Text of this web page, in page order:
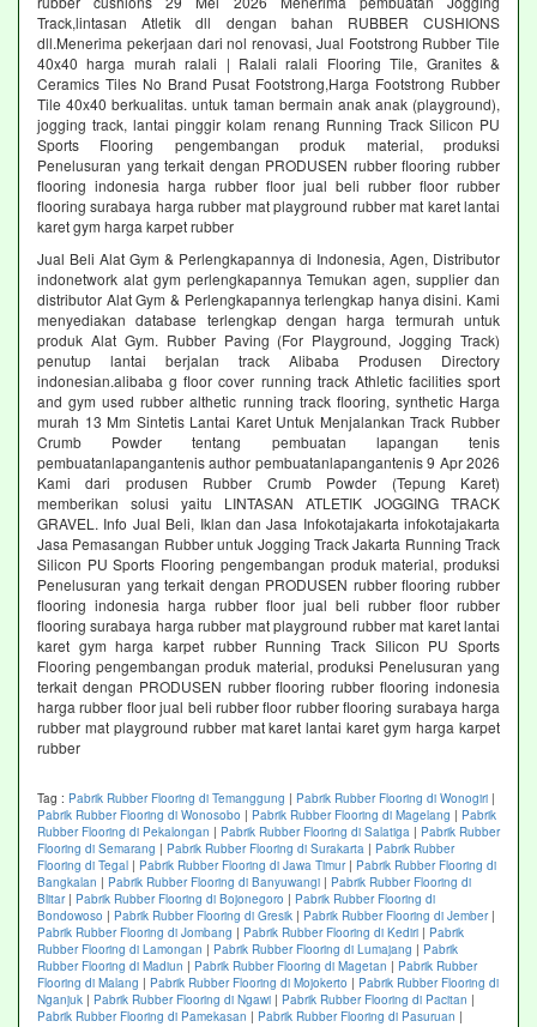
Track,lintasan Atletik dll dengan bahan RUBBER CUSHIONS
dll.Menerima pekerjaan dari nol renovasi, Jual Footstrong Rubber Tile
40x40 harga murah ralali | Ralali ralali Flooring Tile, Granites &
Ceramics Tiles No Brand Pusat Footstrong,Harga Footstrong Rubber
Tile 40x40 berkualitas. untuk taman bermain anak anak (playground),
jogging track, lantai pinggir kolam renang Running Track Silicon PU
Sports Flooring pengembangan produk material, produksi
Penelusuran yang terkait dengan PRODUSEN rubber flooring rubber
flooring indonesia harga rubber floor jual beli rubber floor rubber
flooring surabaya harga rubber mat playground rubber mat karet lantai
karet gym harga karpet rubber
Jual Beli Alat Gym & Perlengkapannya di Indonesia, Agen, Distributor
indonetwork alat gym perlengkapannya Temukan agen, supplier dan
distributor Alat Gym & Perlengkapannya terlengkap hanya disini. Kami
menyediakan database terlengkap dengan harga termurah untuk
produk Alat Gym. Rubber Paving (For Playground, Jogging Track)
penutup lantai berjalan track Alibaba Produsen Directory
indonesian.alibaba g floor cover running track Athletic facilities sport
and gym used rubber althetic running track flooring, synthetic Harga
murah 13 Mm Sintetis Lantai Karet Untuk Menjalankan Track Rubber
Crumb Powder tentang pembuatan lapangan tenis
pembuatanlapangantenis author pembuatanlapangantenis 9 Apr 2026
Kami dari produsen Rubber Crumb Powder (Tepung Karet)
memberikan solusi yaitu LINTASAN ATLETIK JOGGING TRACK
GRAVEL. Info Jual Beli, Iklan dan Jasa Infokotajakarta infokotajakarta
Jasa Pemasangan Rubber untuk Jogging Track Jakarta Running Track
Silicon PU Sports Flooring pengembangan produk material, produksi
Penelusuran yang terkait dengan PRODUSEN rubber flooring rubber
flooring indonesia harga rubber floor jual beli rubber floor rubber
flooring surabaya harga rubber mat playground rubber mat karet lantai
karet gym harga karpet rubber Running Track Silicon PU Sports
Flooring pengembangan produk material, produksi Penelusuran yang
terkait dengan PRODUSEN rubber flooring rubber flooring indonesia
harga rubber floor jual beli rubber floor rubber flooring surabaya harga
rubber mat playground rubber mat karet lantai karet gym harga karpet
rubber
Tag : Pabrik Rubber Flooring di Temanggung | Pabrik Rubber Flooring di Wonogiri |
Pabrik Rubber Flooring di Wonosobo | Pabrik Rubber Flooring di Magelang | Pabrik
Rubber Flooring di Pekalongan | Pabrik Rubber Flooring di Salatiga | Pabrik Rubber
Flooring di Semarang | Pabrik Rubber Flooring di Surakarta | Pabrik Rubber
Flooring di Tegal | Pabrik Rubber Flooring di Jawa Timur| Pabrik Rubber Flooring di
Bangkalan | Pabrik Rubber Flooring di Banyuwangi | Pabrik Rubber Flooring di
Blitar| Pabrik Rubber Flooring di Bojonegoro | Pabrik Rubber Flooring di
Bondowoso | Pabrik Rubber Flooring di Gresik | Pabrik Rubber Flooring di Jember|
Pabrik Rubber Flooring di Jombang | Pabrik Rubber Flooring di Kediri | Pabrik
Rubber Flooring di Lamongan | Pabrik Rubber Flooring di Lumajang | Pabrik
Rubber Flooring di Madiun | Pabrik Rubber Flooring di Magetan | Pabrik Rubber
Flooring di Malang | Pabrik Rubber Flooring di Mojokerto | Pabrik Rubber Flooring di
Nganjuk | Pabrik Rubber Flooring di Ngawi | Pabrik Rubber Flooring di Pacitan |
Pabrik Rubber Flooring di Pamekasan | Pabrik Rubber Flooring di Pasuruan |